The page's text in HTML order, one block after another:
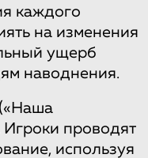
каждого
на изменения
ущерб
наводнения.
Игроки проводят
используя